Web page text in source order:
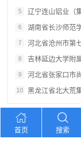
5 辽宁连山铝业（
6 湖南省长沙师范
7 河北省沧州市第
8 吉林延边大学附
9 河北省张家口市
10 黑龙江省北大荒
您想找？
首页 搜索